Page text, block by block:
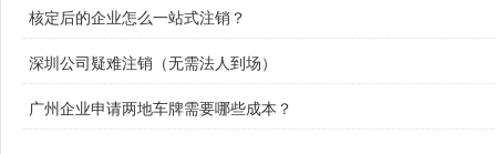
核定后的企业怎么一站式注销？
深圳公司疑难注销（无需法人到场）
广州企业申请两地车牌需要哪些成本？